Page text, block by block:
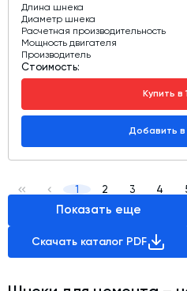
Длина шнека
Диаметр шнека
Расчетная производительность
Мощность двигателя
Производитель
Стоимость:
Купить в
Добавить в
1 2 3 4
Показать еще
Скачать каталог PDF